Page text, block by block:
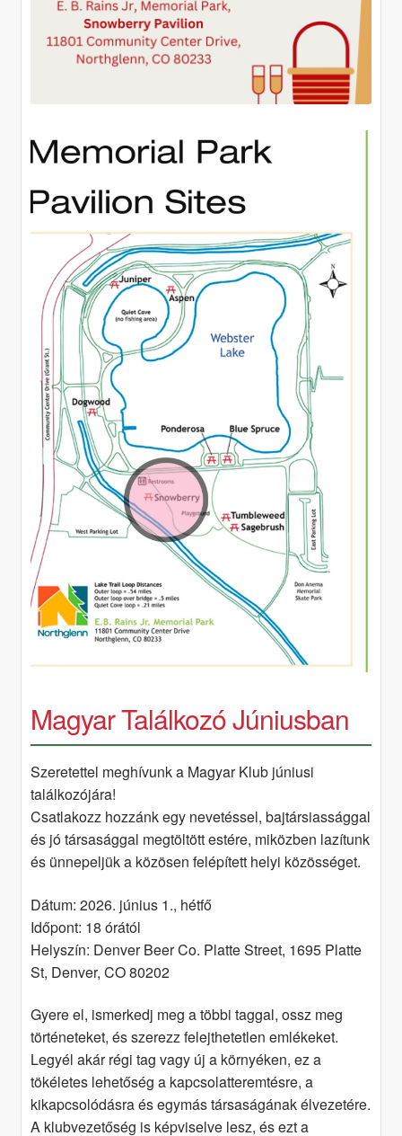
Magyar Találkozó Júniusban
Szeretettel meghívunk a Magyar Klub júniusi
találkozójára!
Csatlakozz hozzánk egy nevetéssel, bajtársiassággal
és jó társasággal megtöltött estére, miközben lazítunk
és ünnepeljük a közösen felépített helyi közösséget.
Dátum: 2026. június 1., hétfő
Időpont: 18 órától
Helyszín: Denver Beer Co. Platte Street, 1695 Platte
St, Denver, CO 80202
Gyere el, ismerkedj meg a többi taggal, ossz meg
történeteket, és szerezz felejthetetlen emlékeket.
Legyél akár régi tag vagy új a környéken, ez a
tökéletes lehetőség a kapcsolatteremtésre, a
kikapcsolódásra és egymás társaságának élvezetére.
A klubvezetőség is képviselve lesz, és ezt a